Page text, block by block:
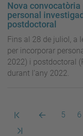
Nova
personal
postdoctoral
Fins al 28 de juliol, a
per incorporar
2022) i postdoctoral
durant l’any 2022.
Primera
Pàgina
Pàgina
5 6
Darrera